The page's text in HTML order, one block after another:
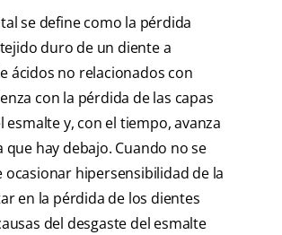
se define como la pérdida
duro de un diente a
ácidos no relacionados con
con la pérdida de las capas
esmalte y, con el tiempo, avanza
que hay debajo. Cuando no se
ocasionar hipersensibilidad de la
en la pérdida de los dientes
del desgaste del esmalte